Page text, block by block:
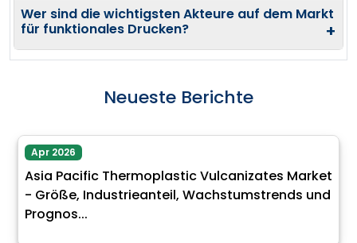
Wer sind die wichtigsten Akteure auf dem Markt
für funktionales Drucken?
+
Neueste Berichte
Apr 2026
Asia Pacific Thermoplastic Vulcanizates Market
- Größe, Industrieanteil, Wachstumstrends und
Prognos...